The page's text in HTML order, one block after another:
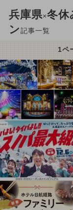
兵庫県×冬休
ン記事一覧
1ペ